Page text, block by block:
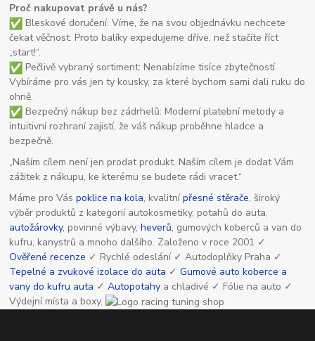
Proč nakupovat právě u nás?
Bleskové doručení: Víme, že na svou objednávku nechcete
čekat věčnost. Proto balíky expedujeme dříve, než stačíte říct
„start!“.
Pečlivě vybraný sortiment: Nenabízíme tisíce zbytečností.
Vybíráme pro vás jen ty kousky, za které bychom sami dali ruku do
ohně.
Bezpečný nákup bez zádrhelů: Moderní platební metody a
intuitivní rozhraní zajistí, že váš nákup proběhne hladce a
bezpečně.
„Naším cílem není jen prodat produkt. Naším cílem je dodat Vám
zážitek z nákupu, ke kterému se budete rádi vracet.“
Máme pro Váspoklice na kola, kvalitnípřesné stěrače, široký
výběr produktů z kategorií autokosmetiky, potahů do auta,
autožárovky, povinné výbavy,heverů, gumových koberců a van do
kufru, kanystrů a mnoho dalšího. Založeno v roce 2001 ✓
Ověřené recenze ✓ Rychlé odeslání ✓ Autodoplňky Praha ✓
Tepelné a zvukové izolace do auta ✓Gumové auto koberce a
vany do kufru auta ✓Autopotahy a chladivé ✓ Fólie na auto ✓
Výdejní místa a boxy.